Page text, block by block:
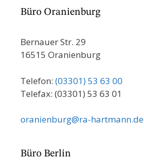
Büro Oranienburg
Bernauer Str. 29
16515 Oranienburg
Telefon: (03301) 53 63 00
Telefax: (03301) 53 63 01
oranienburg@ra-hartmann.de
Büro Berlin